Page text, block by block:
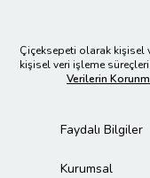
Çiçeksepeti olarak
kişisel veri işleme
Verilerin
Faydalı Bilgiler
Kurumsal